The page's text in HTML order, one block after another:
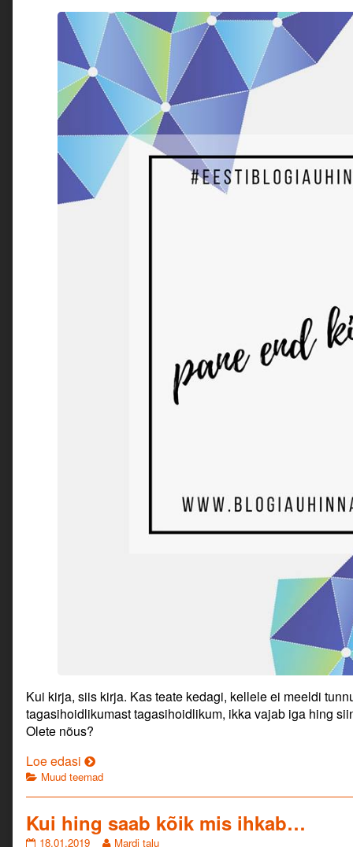
2019
published
posts
by
author
Eesti
Blogiauhinnad
2019,
Kui kirja, siis kirja. Kas teate kedagi, kellele ei meeldi
tagasihoidlikumast tagasihoidlikum, ikka vajab iga hing
Olete nõus?
Loe edasi Eesti
Blogiauhinnad
2019
Categories
Muud teemad
Kui hing saab kõik mis ihkab…
Kui
18.01.2019 Read
Mardi talu